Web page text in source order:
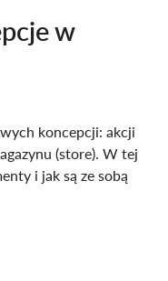
w
koncepcji: akcji
(store). W tej
i jak są ze sobą